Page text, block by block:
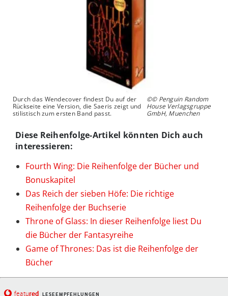
Durch das Wendecover findest Du auf der
Rückseite eine Version, die Saeris zeigt und
stilistisch zum ersten Band passt.
©© Penguin Random
House Verlagsgruppe
GmbH, Muenchen
Diese Reihenfolge-Artikel könnten Dich auch
interessieren:
Fourth Wing: Die Reihenfolge der Bücher und
Bonuskapitel
Das Reich der sieben Höfe: Die richtige
Reihenfolge der Buchserie
Throne of Glass: In dieser Reihenfolge liest Du
die Bücher der Fantasyreihe
Game of Thrones: Das ist die Reihenfolge der
Bücher
featured LESEEMPFEHLUNGEN